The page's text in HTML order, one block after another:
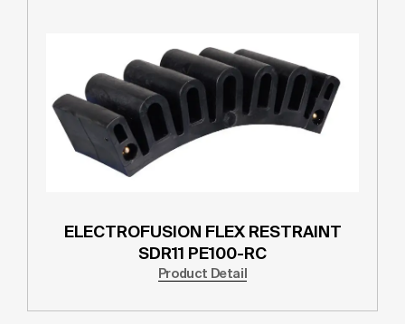
ELECTROFUSION FLEX RESTRAINT
SDR11 PE100-RC
Product Detail